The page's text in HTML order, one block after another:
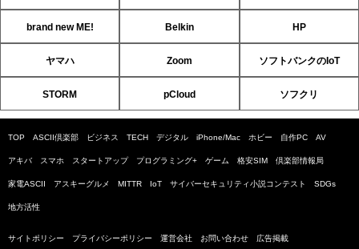
brand new ME! Belkin HP
ヤマハ Zoom ソフトバンクのIoT
STORM pCloud ソフクリ
TOP ASCII倶楽部 ビジネス TECH デジタル iPhone/Mac ホビー 自作PC AV
アキバ スマホ スタートアップ プログラミング+ ゲーム 格安SIM 倶楽部情報局
家電ASCII アスキーグルメ MITTR IoT サイバーセキュリティ小説コンテスト SDGs
地方活性
サイトポリシー プライバシーポリシー 運営会社 お問い合わせ 広告掲載